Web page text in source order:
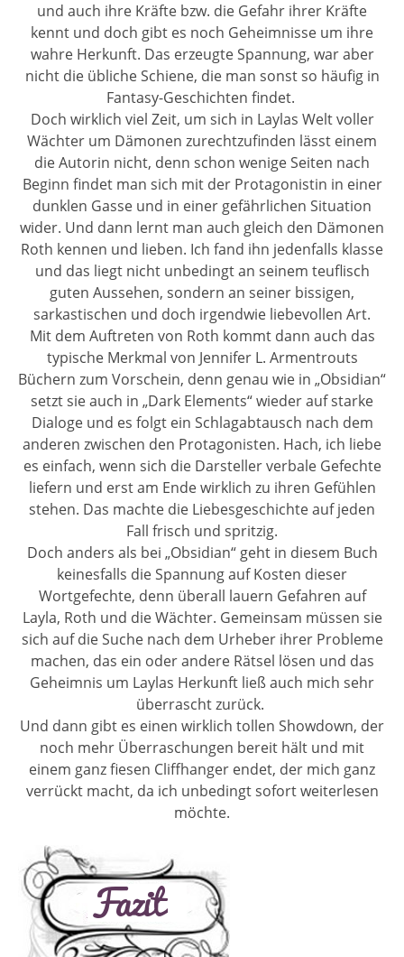
und auch ihre Kräfte bzw. die Gefahr ihrer Kräfte
kennt und doch gibt es noch Geheimnisse um ihre
wahre Herkunft. Das erzeugte Spannung, war aber
nicht die übliche Schiene, die man sonst so häufig in
Fantasy-Geschichten findet.
Doch wirklich viel Zeit, um sich in Laylas Welt voller
Wächter um Dämonen zurechtzufinden lässt einem
die Autorin nicht, denn schon wenige Seiten nach
Beginn findet man sich mit der Protagonistin in einer
dunklen Gasse und in einer gefährlichen Situation
wider. Und dann lernt man auch gleich den Dämonen
Roth kennen und lieben. Ich fand ihn jedenfalls klasse
und das liegt nicht unbedingt an seinem teuflisch
guten Aussehen, sondern an seiner bissigen,
sarkastischen und doch irgendwie liebevollen Art.
Mit dem Auftreten von Roth kommt dann auch das
typische Merkmal von Jennifer L. Armentrouts
Büchern zum Vorschein, denn genau wie in „Obsidian“
setzt sie auch in „Dark Elements“ wieder auf starke
Dialoge und es folgt ein Schlagabtausch nach dem
anderen zwischen den Protagonisten. Hach, ich liebe
es einfach, wenn sich die Darsteller verbale Gefechte
liefern und erst am Ende wirklich zu ihren Gefühlen
stehen. Das machte die Liebesgeschichte auf jeden
Fall frisch und spritzig.
Doch anders als bei „Obsidian“ geht in diesem Buch
keinesfalls die Spannung auf Kosten dieser
Wortgefechte, denn überall lauern Gefahren auf
Layla, Roth und die Wächter. Gemeinsam müssen sie
sich auf die Suche nach dem Urheber ihrer Probleme
machen, das ein oder andere Rätsel lösen und das
Geheimnis um Laylas Herkunft ließ auch mich sehr
überrascht zurück.
Und dann gibt es einen wirklich tollen Showdown, der
noch mehr Überraschungen bereit hält und mit
einem ganz fiesen Cliffhanger endet, der mich ganz
verrückt macht, da ich unbedingt sofort weiterlesen
möchte.